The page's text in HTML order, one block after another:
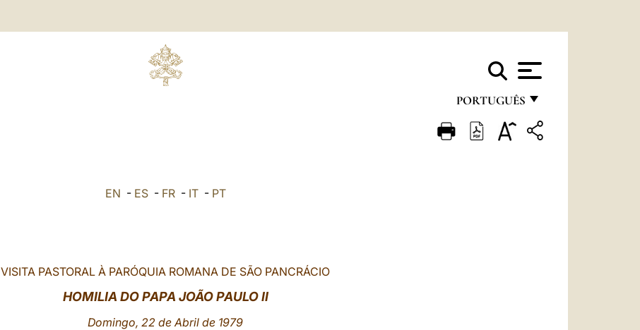
PORTUGUÊS
FRANÇAIS
EN - ES- FR- IT- PT
VISITA PASTORAL À PARÓQUIA ROMANA DE SÃO PANCRÁCIO
HOMILIA DO PAPA JOÃO PAULO II
Domingo, 22 de Abril de 1979